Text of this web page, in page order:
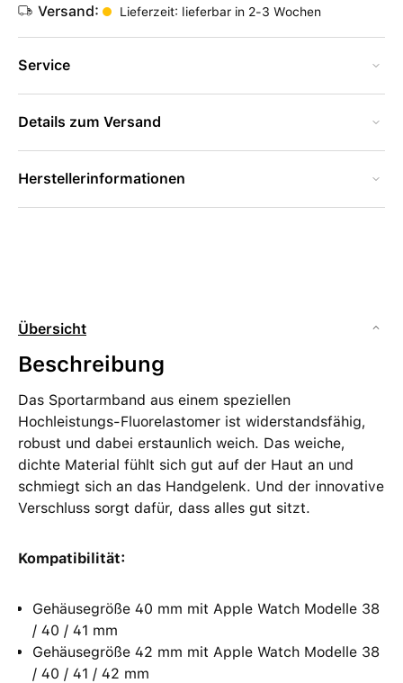
Versand: Lieferzeit: lieferbar in 2-3 Wochen
Service
Details zum Versand
Herstellerinformationen
Übersicht
Beschreibung
Das Sportarmband aus einem speziellen
Hochleistungs-Fluorelastomer ist widerstandsfähig,
robust und dabei erstaunlich weich. Das weiche,
dichte Material fühlt sich gut auf der Haut an und
schmiegt sich an das Handgelenk. Und der innovative
Verschluss sorgt dafür, dass alles gut sitzt.
Kompatibilität:
Gehäusegröße 40 mm mit Apple Watch Modelle 38
/ 40 / 41 mm
Gehäusegröße 42 mm mit Apple Watch Modelle 38
/ 40 / 41 / 42 mm